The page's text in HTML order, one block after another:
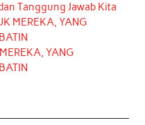
Tanggung Jawab Kita
MEREKA, YANG
YANG